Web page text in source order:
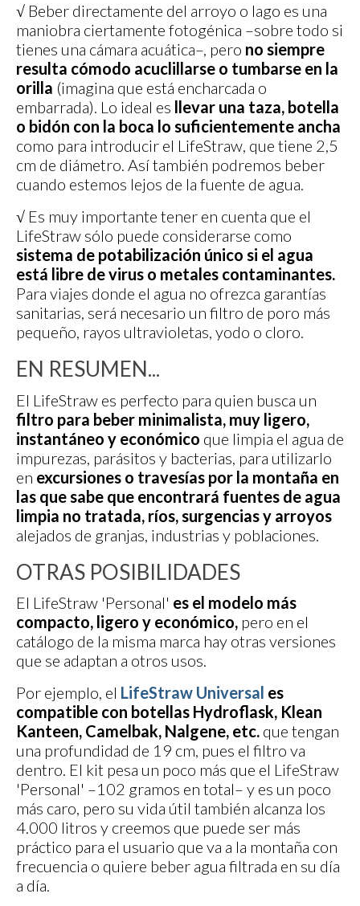
√ Beber directamente del arroyo o lago es una
maniobra ciertamente fotogénica –sobre todo si
tienes una cámara acuática–, pero no siempre
resulta cómodo acuclillarse o tumbarse en la
orilla (imagina que está encharcada o
embarrada). Lo ideal es llevar una taza, botella
o bidón con la boca lo suficientemente ancha
como para introducir el LifeStraw, que tiene 2,5
cm de diámetro. Así también podremos beber
cuando estemos lejos de la fuente de agua.
√ Es muy importante tener en cuenta que el
LifeStraw sólo puede considerarse como
sistema de potabilización único si el agua
está libre de virus o metales contaminantes.
Para viajes donde el agua no ofrezca garantías
sanitarias, será necesario un filtro de poro más
pequeño, rayos ultravioletas, yodo o cloro.
EN RESUMEN...
El LifeStraw es perfecto para quien busca un
filtro para beber minimalista, muy ligero,
instantáneo y económico que limpia el agua de
impurezas, parásitos y bacterias, para utilizarlo
en excursiones o travesías por la montaña en
las que sabe que encontrará fuentes de agua
limpia no tratada, ríos, surgencias y arroyos
alejados de granjas, industrias y poblaciones.
OTRAS POSIBILIDADES
El LifeStraw 'Personal' es el modelo más
compacto, ligero y económico, pero en el
catálogo de la misma marca hay otras versiones
que se adaptan a otros usos.
Por ejemplo, el LifeStraw Universal es
compatible con botellas Hydroflask, Klean
Kanteen, Camelbak, Nalgene, etc. que tengan
una profundidad de 19 cm, pues el filtro va
dentro. El kit pesa un poco más que el LifeStraw
'Personal' –102 gramos en total– y es un poco
más caro, pero su vida útil también alcanza los
4.000 litros y creemos que puede ser más
práctico para el usuario que va a la montaña con
frecuencia o quiere beber agua filtrada en su día
a día.